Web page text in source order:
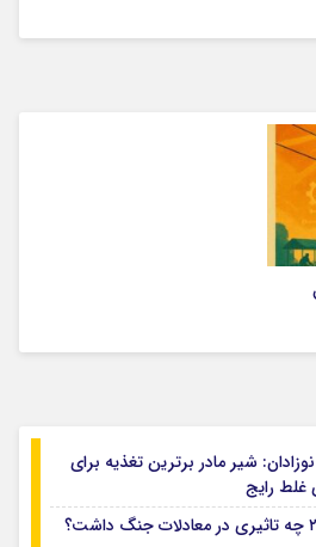
شیر مادر برترین تغذیه برای
غلط رایج
عملیات نصر ۲ چه تاثیری در معادلات جنگ داشت؟